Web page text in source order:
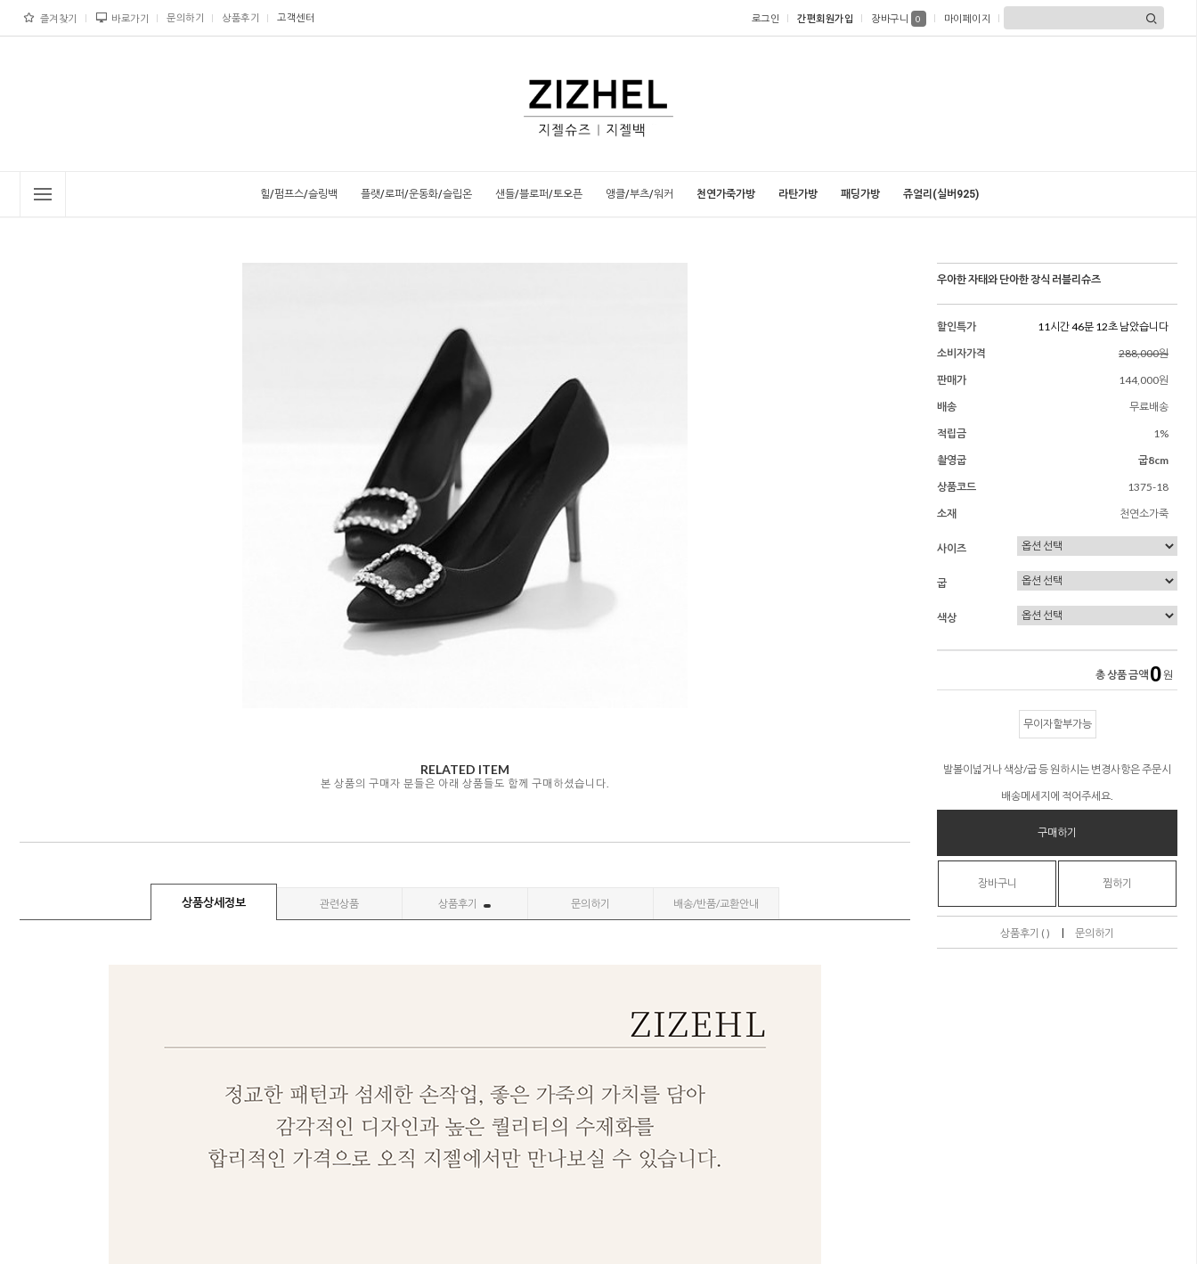
즐겨찾기 바로가기 문의하기 상품후기 고객센터 로그인 간편회원가입 장바구니 0 마이페이지
힐/펌프스/슬링백 플랫/로퍼/운동화/슬립온 샌들/블로퍼/토오픈 앵클/부츠/워커 천연가죽가방 라탄가방 패딩가방 쥬얼리(실버925)
RELATED ITEM
본 상품의 구매자 분들은 아래 상품들도 함께 구매하셨습니다.
상품상세정보 관련상품 상품후기 문의하기 배송/반품/교환안내
우아한 자태와 단아한 장식 러블리슈즈
할인특가
11시간 46분 10초 남았습니다
소비자가격
288,000원
판매가
144,000원
배송
무료배송
적립금
1%
촬영굽
굽8cm
상품코드
1375-18
소재
천연소가죽
사이즈
굽
색상
총 상품 금액 0 원
무이자할부가능
발볼이넓거나 색상/굽 등 원하시는 변경사항은 주문시
배송메세지에 적어주세요.
구매하기
장바구니 찜하기
상품후기 ( ) | 문의하기